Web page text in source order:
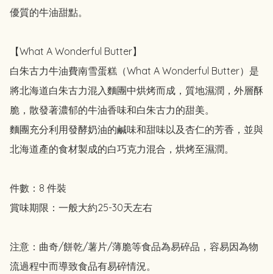
優質的牛油甜點。
【What A Wonderful Butter】
白朱古力牛油費南雪蛋糕（What A Wonderful Butter）是
將北海道白朱古力混入麵團中烘烤而成，質地濕潤，外層酥
脆，散發著濃郁的牛油香味和白朱古力的甜美。
麵團充分利用發酵奶油的鹹味和甜味以及杏仁的芳香，並與
北海道產的食材製成的白巧克力混合，烘烤至濕潤。
件數：8 件裝
賞味期限：一般大約25-30天左右
注意：曲奇/餅乾/薯片/薄脆等食品為易碎品，容易因為物
流過程中而導致食品有易碎情況。